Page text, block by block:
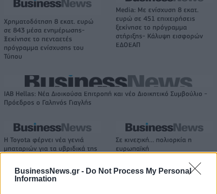
BusinessNews.gr - Do Not Process My Personal
Information
Χρηματοδότηση 8 εκατ. ευρώ
σε 843 μέσα ενημέρωσης-
Ξεκίνησε το πενταετές
πρόγραμμα ενίσχυσης του
Τύπου
Media: Με ενίσχυση 8 εκατ.
ευρώ σε 451 επιχειρήσεις
ξεκίνησε το πρόγραμμα
στήριξης- Κάλυψη εισφορών
ΕΔΟΕΑΠ
IAB Hellas: Νέα Διοικούσα Επιτροπή και νέο Διοικητικό Συμβούλιο -
Πρόεδρος ο Γαληνός Γιαγλής
Η Toyota φέρνει νέα γενιά
μπαταριών για τα υβριδικά της
Σε κινεζική… πολιορκία η
ευρωπαϊκή